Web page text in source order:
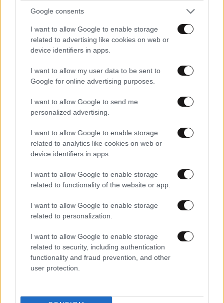
Google consents
I want to allow Google to enable storage
related to advertising like cookies on web or
device identifiers in apps.
I want to allow my user data to be sent to
Google for online advertising purposes.
I want to allow Google to send me
personalized advertising.
I want to allow Google to enable storage
related to analytics like cookies on web or
device identifiers in apps.
I want to allow Google to enable storage
related to functionality of the website or app.
I want to allow Google to enable storage
related to personalization.
I want to allow Google to enable storage
related to security, including authentication
functionality and fraud prevention, and other
user protection.
07·08·2026 21:13
θερμοκρασίας και ενίσχυση των ανέμων – Που
θα εκδηλωθούν καταιγίδες